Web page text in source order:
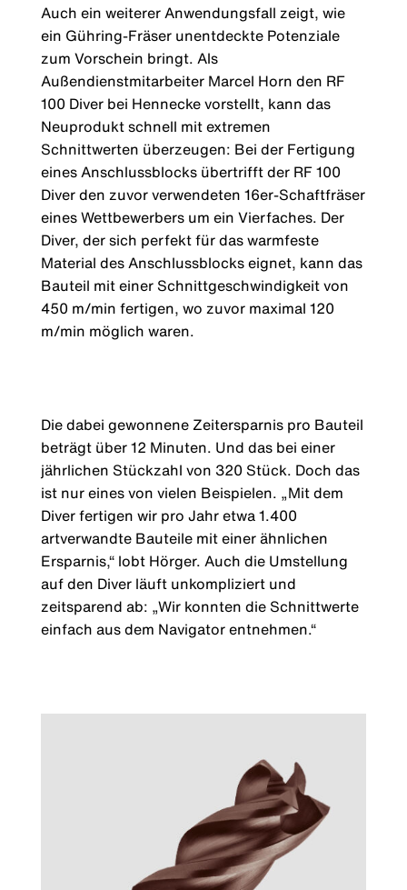
Auch ein weiterer Anwendungsfall zeigt, wie
ein Gühring-Fräser unentdeckte Potenziale
zum Vorschein bringt. Als
Außendienstmitarbeiter Marcel Horn den RF
100 Diver bei Hennecke vorstellt, kann das
Neuprodukt schnell mit extremen
Schnittwerten überzeugen: Bei der Fertigung
eines Anschlussblocks übertrifft der RF 100
Diver den zuvor verwendeten 16er-Schaftfräser
eines Wettbewerbers um ein Vierfaches. Der
Diver, der sich perfekt für das warmfeste
Material des Anschlussblocks eignet, kann das
Bauteil mit einer Schnittgeschwindigkeit von
450 m/min fertigen, wo zuvor maximal 120
m/min möglich waren.
Die dabei gewonnene Zeitersparnis pro Bauteil
beträgt über 12 Minuten. Und das bei einer
jährlichen Stückzahl von 320 Stück. Doch das
ist nur eines von vielen Beispielen. „Mit dem
Diver fertigen wir pro Jahr etwa 1.400
artverwandte Bauteile mit einer ähnlichen
Ersparnis,“ lobt Hörger. Auch die Umstellung
auf den Diver läuft unkompliziert und
zeitsparend ab: „Wir konnten die Schnittwerte
einfach aus dem Navigator entnehmen.“